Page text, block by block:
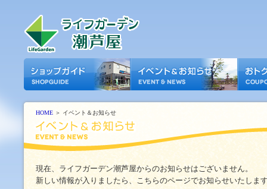
HOME ＞ イベント＆お知らせ
現在、ライフガーデン潮芦屋からのお知らせはございません。
新しい情報が入りましたら、こちらのページでお知らせいたしま